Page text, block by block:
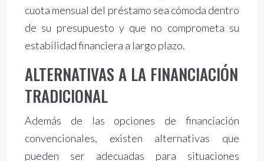
cuota mensual del préstamo sea cómoda dentro
de su presupuesto y que no comprometa su
estabilidad financiera a largo plazo.
ALTERNATIVAS A LA FINANCIACIÓN
TRADICIONAL
Además de las opciones de financiación
convencionales, existen alternativas que
pueden ser adecuadas para situaciones